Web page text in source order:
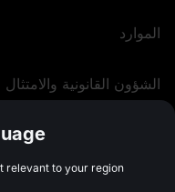
الموارد
الشؤون القانونية والامتثال
©
relevant to your region